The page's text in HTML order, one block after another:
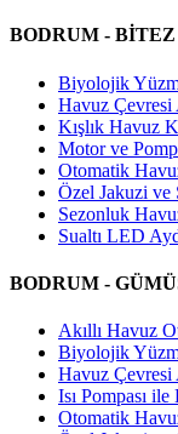
BODRUM -
Biyolojik
Havuz Çevresi
Kışlık Havuz
Motor ve
Otomatik
Özel Jakuzi ve
Sezonluk
Sualtı LED
BODRUM -
Akıllı Havuz
Biyolojik
Havuz Çevresi
Isı Pompası ile
Otomatik